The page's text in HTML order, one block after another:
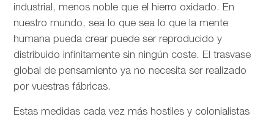
industrial, menos noble que el hierro oxidado. En
nuestro mundo, sea lo que sea lo que la mente
humana pueda crear puede ser reproducido y
distribuido infinitamente sin ningún coste. El trasvase
global de pensamiento ya no necesita ser realizado
por vuestras fábricas.
Estas medidas cada vez más hostiles y colonialistas